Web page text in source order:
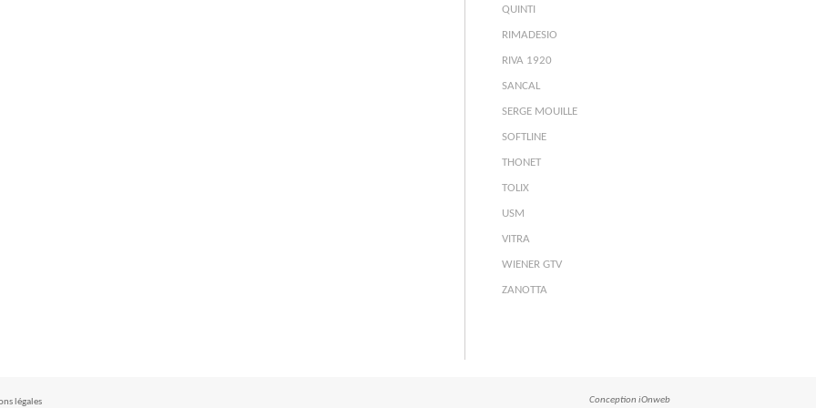
QUINTI
RIMADESIO
RIVA 1920
SANCAL
SERGE MOUILLE
SOFTLINE
THONET
TOLIX
USM
VITRA
WIENER GTV
ZANOTTA
légales Conception iOnweb